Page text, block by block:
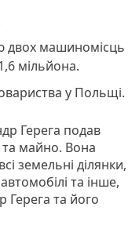
двох машиномісць
мільйона.
у Польщі.
Герега подав
та майно. Вона
земельні ділянки,
та інше,
Герега та його